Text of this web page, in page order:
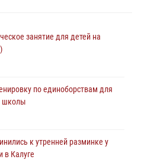
занятие для детей на
по единоборствам для
школы
к утренней разминке у
в Калуге